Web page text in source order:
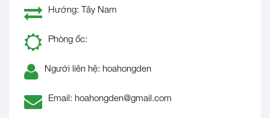
Hướng: Tây Nam
Phòng ốc:
Người liên hệ: hoahongden
Email: hoahongden@gmail.com